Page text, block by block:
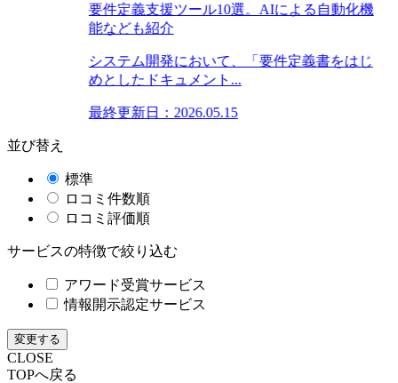
要件定義支援ツール10選。AIによる自動化機
能なども紹介
システム開発において、「要件定義書をはじ
めとしたドキュメント...
最終更新日：2026.05.15
並び替え
標準
ロコミ件数順
ロコミ評価順
サービスの特徴で絞り込む
アワード受賞サービス
情報開示認定サービス
変更する
CLOSE
TOPへ戻る